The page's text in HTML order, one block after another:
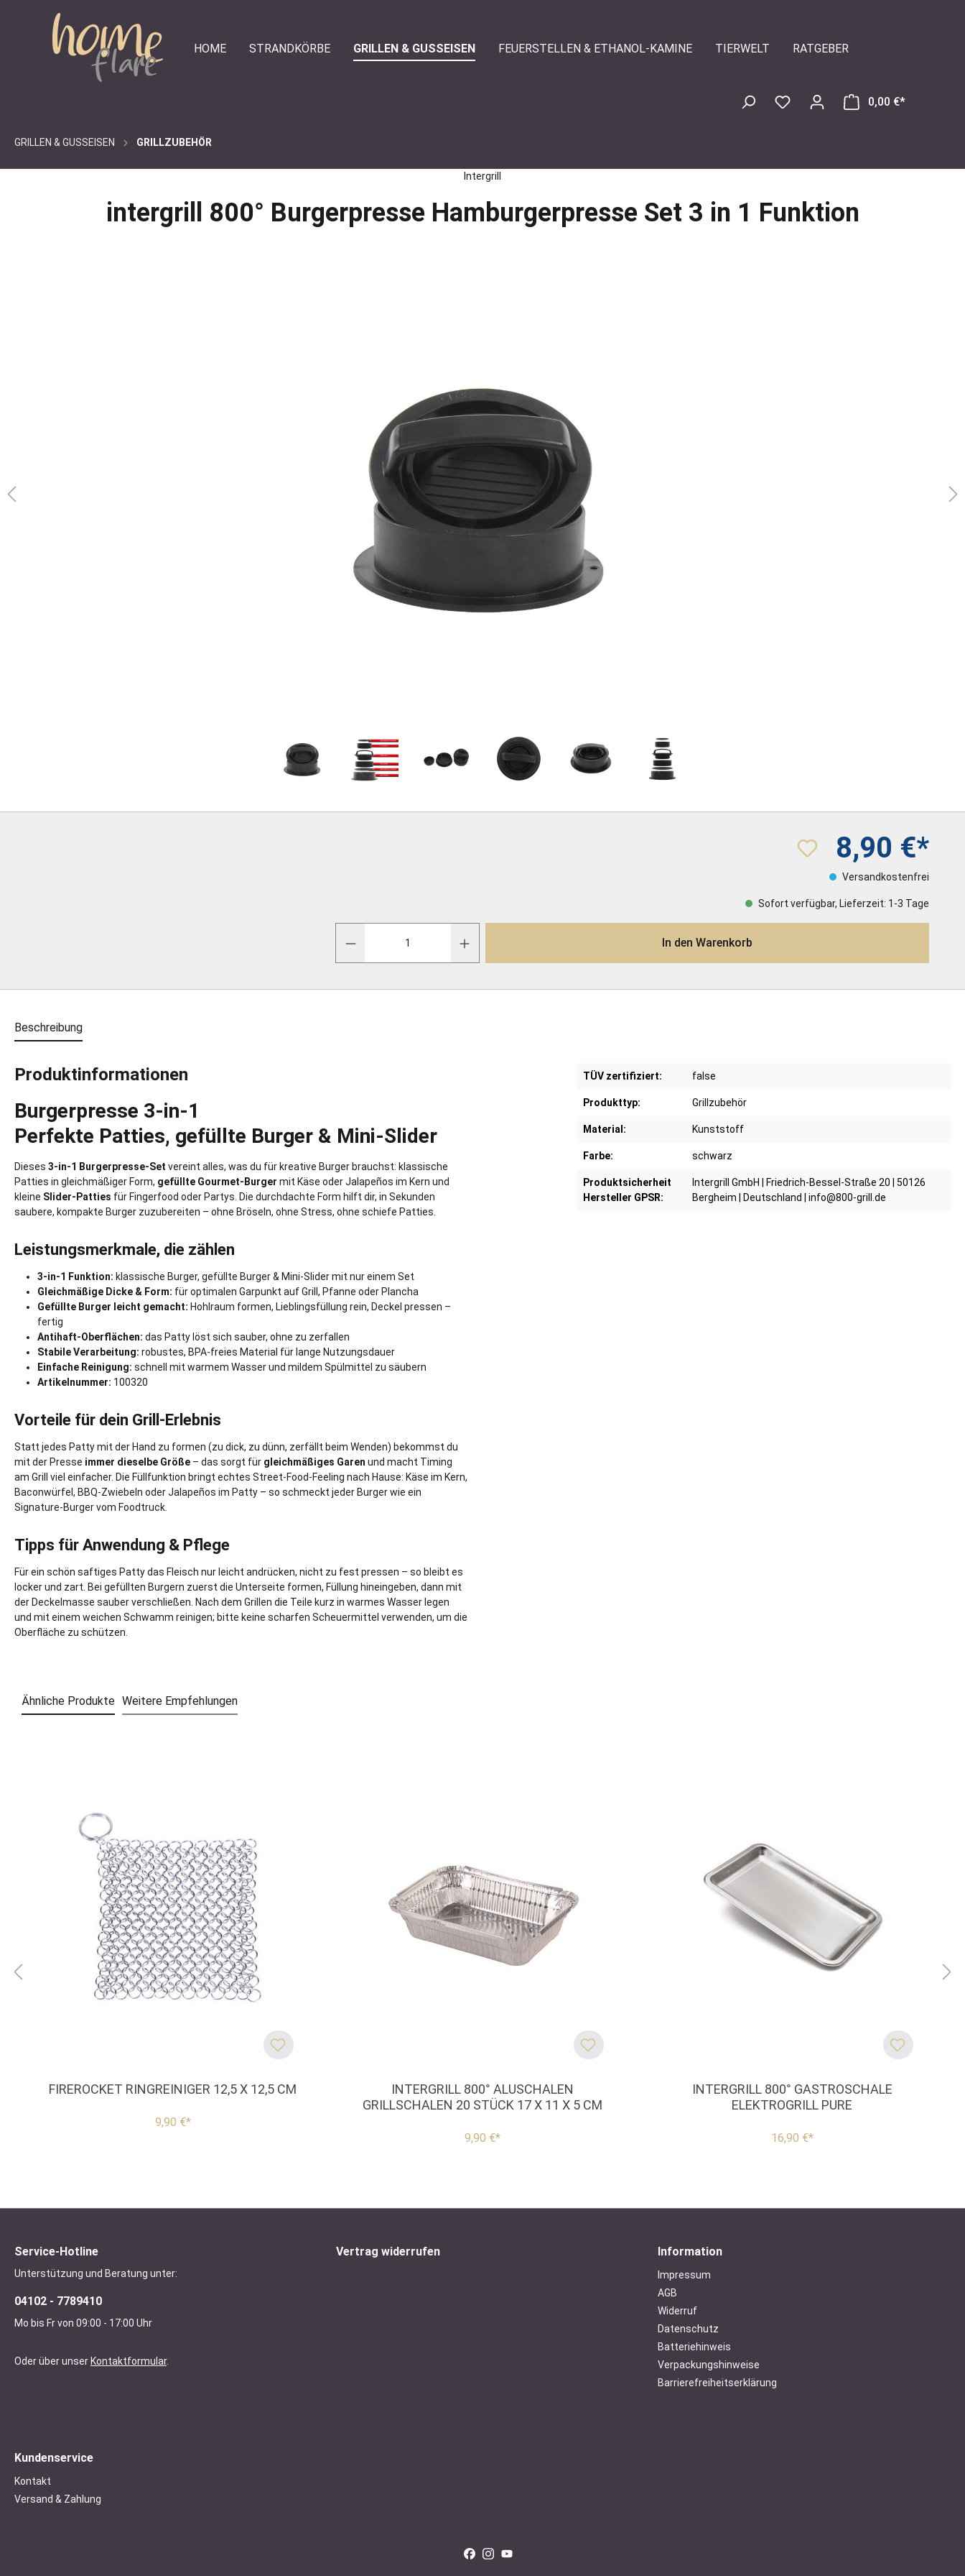
HOME STRANDKÖRBE GRILLEN & GUSSEISEN FEUERSTELLEN & ETHANOL-KAMINE TIERWELT RATGEBER
0,00 €*
GRILLEN & GUSSEISEN GRILLZUBEHÖR
Intergrill
intergrill 800° Burgerpresse Hamburgerpresse Set 3 in 1 Funktion
8,90 €*
Versandkostenfrei
Sofort verfügbar, Lieferzeit: 1-3 Tage
In den Warenkorb
Beschreibung
Produktinformationen
Burgerpresse 3-in-1
Perfekte Patties, gefüllte Burger & Mini-Slider
Dieses 3-in-1 Burgerpresse-Set vereint alles, was du für kreative Burger brauchst: klassische
Patties in gleichmäßiger Form, gefüllte Gourmet-Burger mit Käse oder Jalapeños im Kern und
kleine Slider-Patties für Fingerfood oder Partys. Die durchdachte Form hilft dir, in Sekunden
saubere, kompakte Burger zuzubereiten – ohne Bröseln, ohne Stress, ohne schiefe Patties.
Leistungsmerkmale, die zählen
3-in-1 Funktion: klassische Burger, gefüllte Burger & Mini-Slider mit nur einem Set
Gleichmäßige Dicke & Form: für optimalen Garpunkt auf Grill, Pfanne oder Plancha
Gefüllte Burger leicht gemacht: Hohlraum formen, Lieblingsfüllung rein, Deckel pressen –
fertig
Antihaft-Oberflächen: das Patty löst sich sauber, ohne zu zerfallen
Stabile Verarbeitung: robustes, BPA-freies Material für lange Nutzungsdauer
Einfache Reinigung: schnell mit warmem Wasser und mildem Spülmittel zu säubern
Artikelnummer: 100320
Vorteile für dein Grill-Erlebnis
Statt jedes Patty mit der Hand zu formen (zu dick, zu dünn, zerfällt beim Wenden) bekommst du
mit der Presse immer dieselbe Größe – das sorgt für gleichmäßiges Garen und macht Timing
am Grill viel einfacher. Die Füllfunktion bringt echtes Street-Food-Feeling nach Hause: Käse im Kern,
Baconwürfel, BBQ-Zwiebeln oder Jalapeños im Patty – so schmeckt jeder Burger wie ein
Signature-Burger vom Foodtruck.
Tipps für Anwendung & Pflege
Für ein schön saftiges Patty das Fleisch nur leicht andrücken, nicht zu fest pressen – so bleibt es
locker und zart. Bei gefüllten Burgern zuerst die Unterseite formen, Füllung hineingeben, dann mit
der Deckelmasse sauber verschließen. Nach dem Grillen die Teile kurz in warmes Wasser legen
und mit einem weichen Schwamm reinigen; bitte keine scharfen Scheuermittel verwenden, um die
Oberfläche zu schützen.
TÜV zertifiziert: false
Produkttyp: Grillzubehör
Material: Kunststoff
Farbe: schwarz
Produktsicherheit
Hersteller GPSR:
Intergrill GmbH | Friedrich-Bessel-Straße 20 | 50126
Bergheim | Deutschland | info@800-grill.de
Ähnliche Produkte Weitere Empfehlungen
FIREROCKET RINGREINIGER 12,5 X 12,5 CM
9,90 €*
INTERGRILL 800° ALUSCHALEN
GRILLSCHALEN 20 STÜCK 17 X 11 X 5 CM
9,90 €*
INTERGRILL 800° GASTROSCHALE
ELEKTROGRILL PURE
16,90 €*
Service-Hotline
Unterstützung und Beratung unter:
04102 - 7789410
Mo bis Fr von 09:00 - 17:00 Uhr
Oder über unser Kontaktformular.
Vertrag widerrufen Information
Impressum
AGB
Widerruf
Datenschutz
Batteriehinweis
Verpackungshinweise
Barrierefreiheitserklärung
Kundenservice
Kontakt
Versand & Zahlung